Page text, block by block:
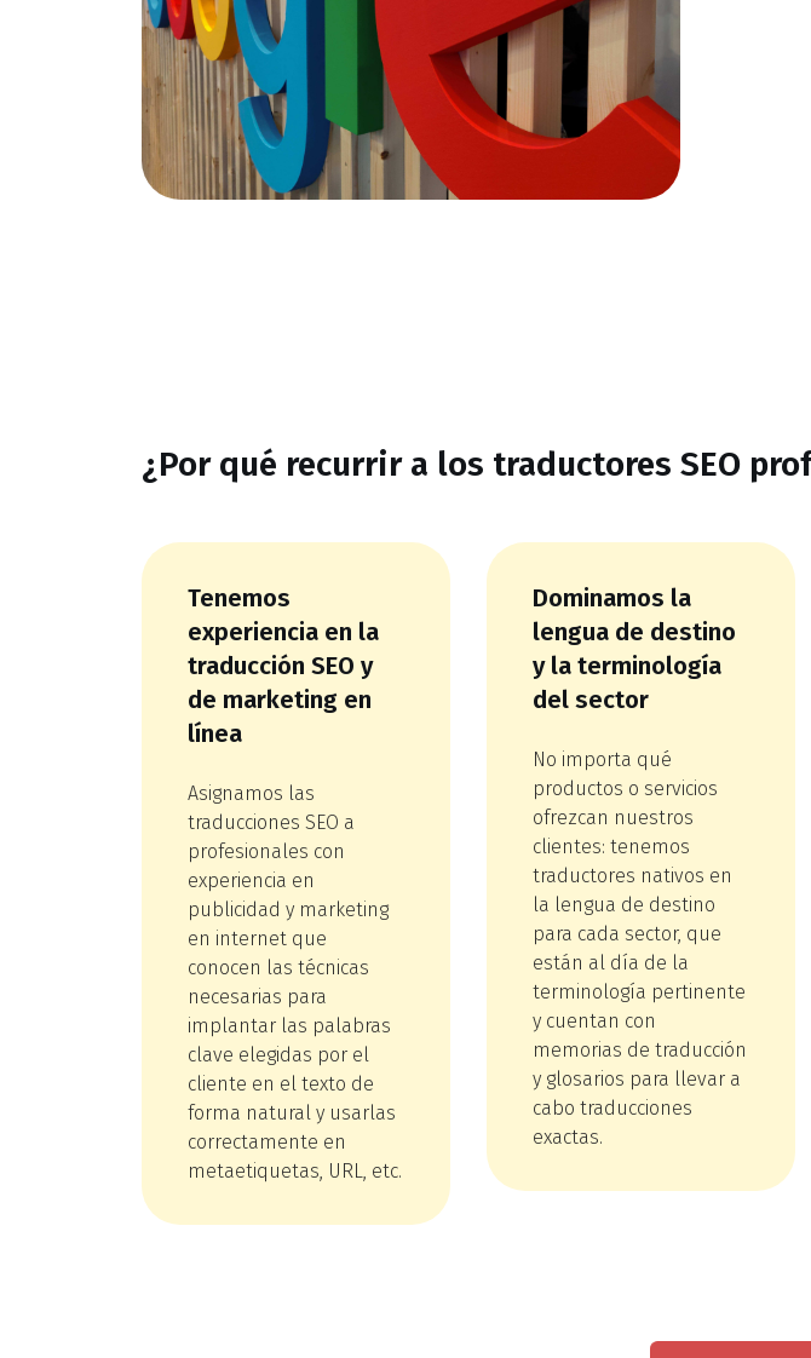
¿Por qué recurrir a los traductores SEO
Tenemos
experiencia en la
traducción SEO y
de marketing en
línea
Asignamos las
traducciones SEO a
profesionales con
experiencia en
publicidad y marketing
en internet que
conocen las técnicas
necesarias para
implantar las palabras
clave elegidas por el
cliente en el texto de
forma natural y usarlas
correctamente en
metaetiquetas, URL, etc.
Dominamos la
lengua de destino
y la terminología
del sector
No importa qué
productos o servicios
ofrezcan nuestros
clientes: tenemos
traductores nativos en
la lengua de destino
para cada sector, que
están al día de la
terminología pertinente
y cuentan con
memorias de traducción
y glosarios para llevar a
cabo traducciones
exactas.